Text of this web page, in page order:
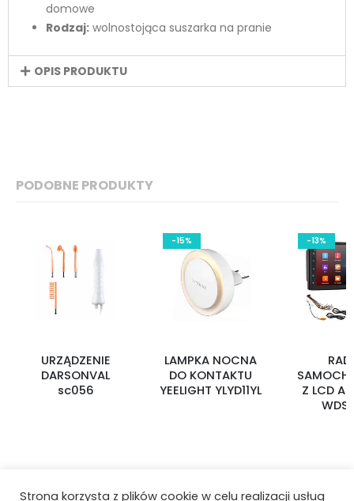
domowe
Rodzaj: wolnostojąca suszarka na pranie
OPIS PRODUKTU
PODOBNE PRODUKTY
URZĄDZENIE
DARSONVAL
sc056
-15%
LAMPKA NOCNA
DO KONTAKTU
YEELIGHT YLYD11YL
-13%
Z LCD
Strona korzysta z plików cookie w celu realizacji usług